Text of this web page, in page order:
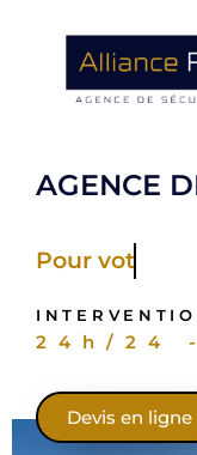
AGENCE
Pour votre
24h/24
Devis en ligne